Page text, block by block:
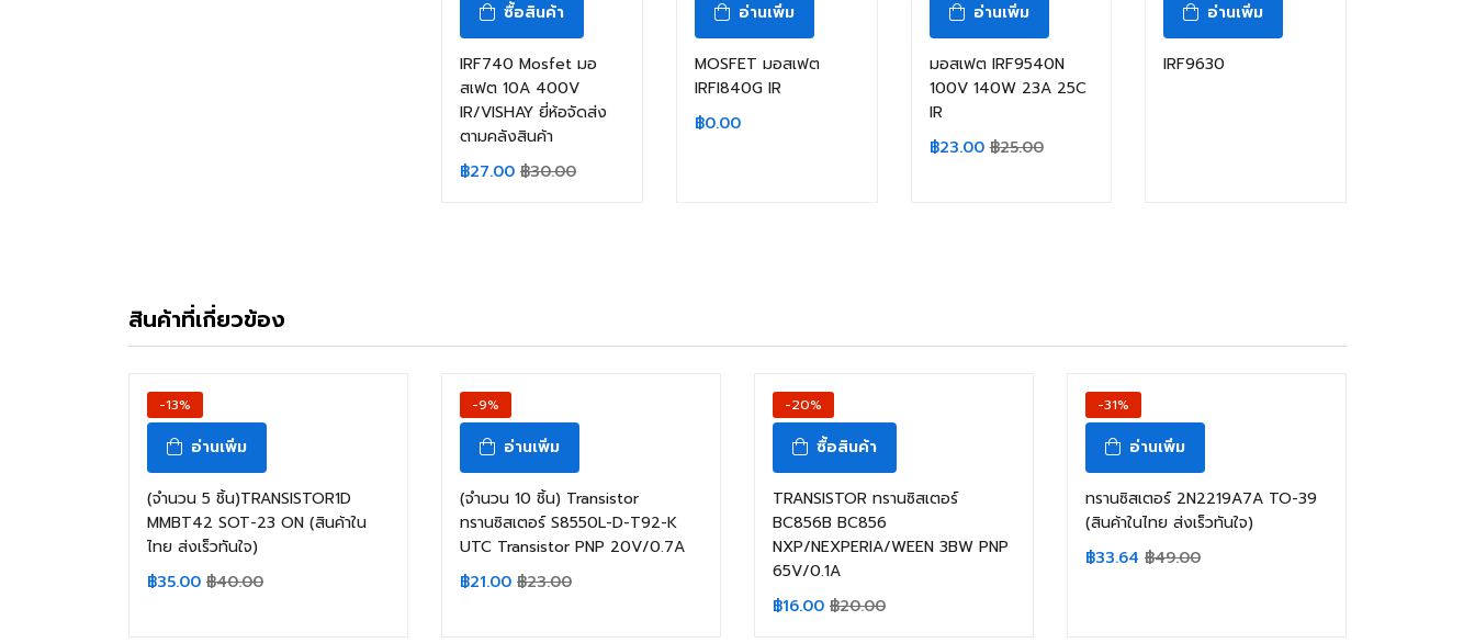
ซื้อสินค้า
IRF740 Mosfet มอ
สเฟต 10A 400V
IR/VISHAY ยี่ห้อจัดส่ง
ตามคลังสินค้า
฿27.00 ฿30.00
อ่านเพิ่ม
MOSFET มอสเฟต
IRFI840G IR
฿0.00
อ่านเพิ่ม
มอสเฟต IRF9540N
100V 140W 23A 25C
IR
฿23.00 ฿25.00
อ่านเพิ่ม
IRF9630
สินค้าที่เกี่ยวข้อง
-13%
อ่านเพิ่ม
(จำนวน 5 ชิ้น)TRANSISTOR1D
MMBT42 SOT-23 ON (สินค้าใน
ไทย ส่งเร็วทันใจ)
฿35.00 ฿40.00
-9%
อ่านเพิ่ม
(จำนวน 10 ชิ้น) Transistor
ทรานซิสเตอร์ S8550L-D-T92-K
UTC Transistor PNP 20V/0.7A
฿21.00 ฿23.00
-20%
ซื้อสินค้า
TRANSISTOR ทรานซิสเตอร์
BC856B BC856
NXP/NEXPERIA/WEEN 3BW PNP
65V/0.1A
฿16.00 ฿20.00
-31%
อ่านเพิ่ม
ทรานซิสเตอร์ 2N2219A7A TO-39
(สินค้าในไทย ส่งเร็วทันใจ)
฿33.64 ฿49.00